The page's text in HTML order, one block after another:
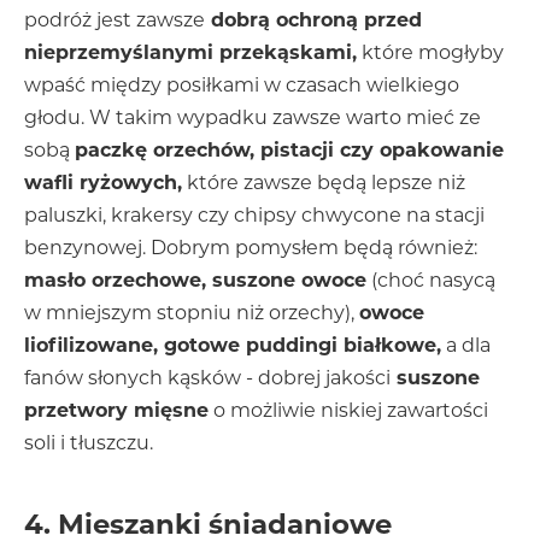
podróż jest zawsze dobrą ochroną przed
nieprzemyślanymi przekąskami, które mogłyby
wpaść między posiłkami w czasach wielkiego
głodu. W takim wypadku zawsze warto mieć ze
sobą paczkę orzechów, pistacji czy opakowanie
wafli ryżowych, które zawsze będą lepsze niż
paluszki, krakersy czy chipsy chwycone na stacji
benzynowej. Dobrym pomysłem będą również:
masło orzechowe, suszone owoce (choć nasycą
w mniejszym stopniu niż orzechy), owoce
liofilizowane, gotowe puddingi białkowe, a dla
fanów słonych kąsków - dobrej jakości suszone
przetwory mięsne o możliwie niskiej zawartości
soli i tłuszczu.
4. Mieszanki śniadaniowe